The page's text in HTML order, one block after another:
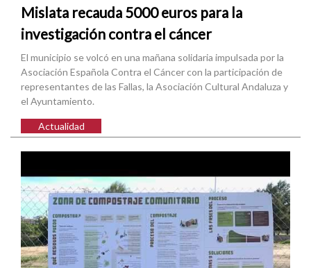
Mislata recauda 5000 euros para la
investigación contra el cáncer
El municipio se volcó en una mañana solidaria impulsada por la
Asociación Española Contra el Cáncer con la participación de
representantes de las Fallas, la Asociación Cultural Andaluza y
el Ayuntamiento.
Actualidad